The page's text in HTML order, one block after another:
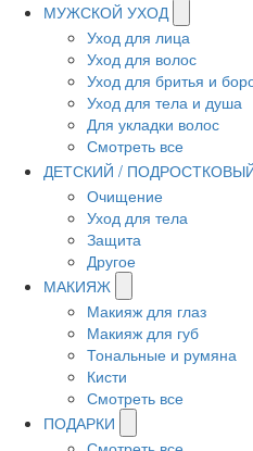
МУЖСКОЙ УХОД
Уход для лица
Уход для волос
Уход для бритья и
Уход для тела и душа
Для укладки волос
Смотреть все
ДЕТСКИЙ /
Очищение
Уход для тела
Защита
Другое
МАКИЯЖ
Макияж для глаз
Макияж для губ
Тональные и румяна
Кисти
Смотреть все
ПОДАРКИ